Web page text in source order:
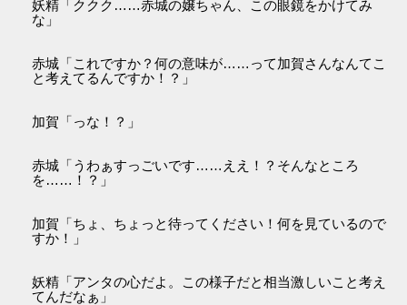
妖精「ククク……赤城の嬢ちゃん、この眼鏡をかけてみ
な」
赤城「これですか？何の意味が……って加賀さんなんてこ
と考えてるんですか！？」
加賀「っな！？」
赤城「うわぁすっごいです……ええ！？そんなところ
を……！？」
加賀「ちょ、ちょっと待ってください！何を見ているので
すか！」
妖精「アンタの心だよ。この様子だと相当激しいこと考え
てんだなぁ」